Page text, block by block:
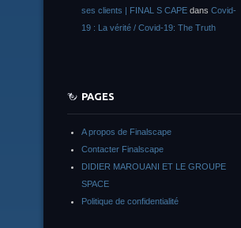
ses clients | FINAL S CAPE dans Covid-
19 : La vérité / Covid-19: The Truth
PAGES
A propos de Finalscape
Contacter Finalscape
DIDIER MAROUANI ET LE GROUPE
SPACE
Politique de confidentialité